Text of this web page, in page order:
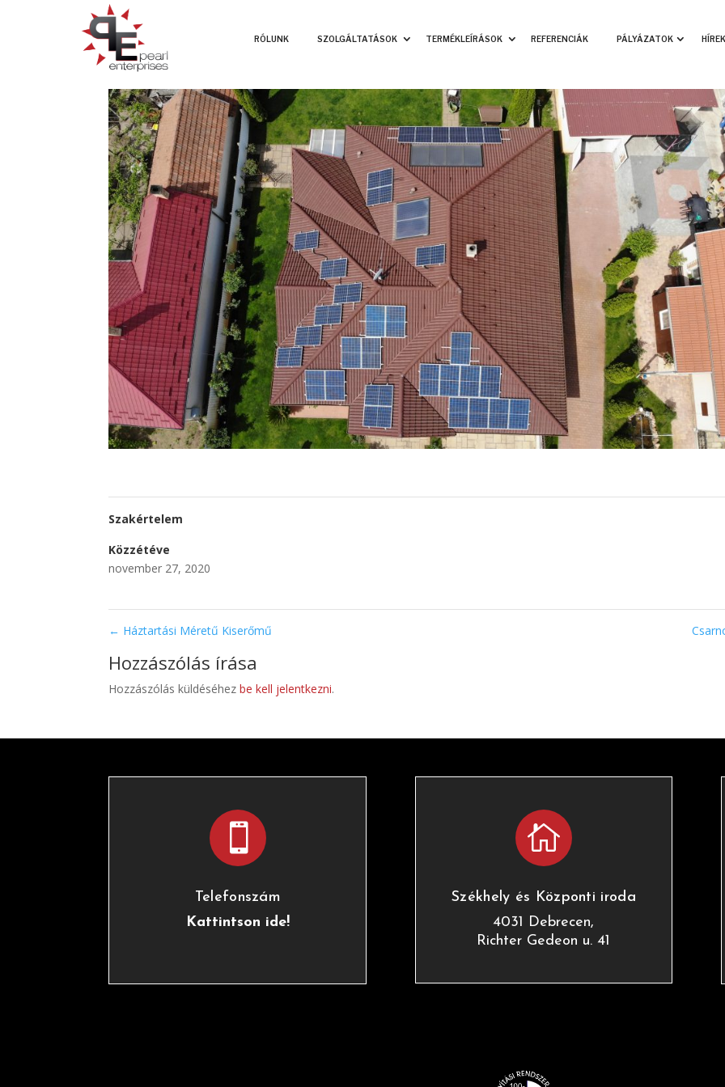
RÓLUNK SZOLGÁLTATÁSOK TERMÉKLEÍRÁSOK REFERENCIÁK PÁLYÁZATOK
Háztartási Méretű Kiserőmű
Szakértelem
Közzétéve
november 27, 2020
← Háztartási Méretű Kiserőmű
Hozzászólás írása
Hozzászólás küldéséhezbe kell jelentkezni.

Telefonszám
Kattintson ide!

Székhely és Központi iroda
4031 Debrecen,
Richter Gedeon u. 41